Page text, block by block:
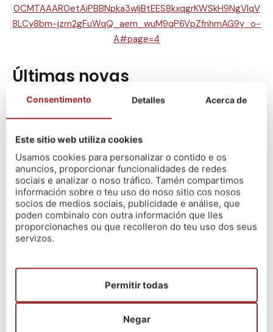
0CMTAAAR0etAiPBBNpka3wIjBtEES8kxqgrKWSkH9NgVIqV
8LCy8bm-jzm2gFuWqQ_aem_wuM9qP6VpZfnhmAG9y_o-
A#page=4
Últimas novas
O método Nós – Resultados Oposicións
Ensino 2026
13/07/2026
Xeración21 – Un novo proxecto
03/07/2026
O método Nós
03/07/2026
Convocatoria Deputación de Pontevedra
27/06/2026
Coruña
Consentimento Detalles Acerca de
Este sitio web utiliza cookies
Usamos cookies para personalizar o contido e os
anuncios, proporcionar funcionalidades de redes
sociais e analizar o noso tráfico. Tamén compartimos
información sobre o teu uso do noso sitio cos nosos
socios de medios sociais, publicidade e análise, que
poden combinalo con outra información que lles
proporcionaches ou que recolleron do teu uso dos seus
servizos.
Negar
Permitir todas